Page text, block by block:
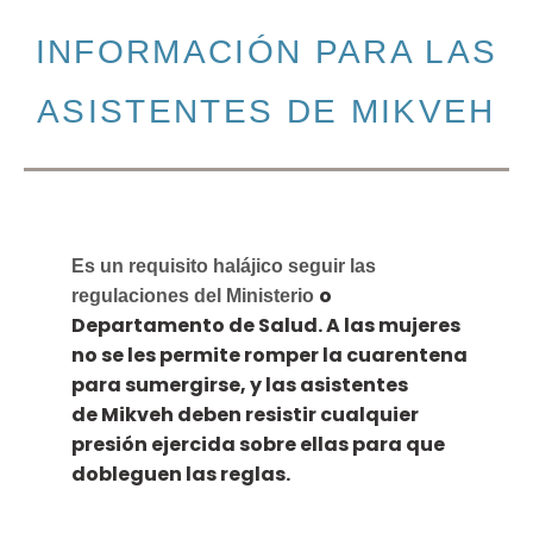
INFORMACIÓN PARA LAS
ASISTENTES DE MIKVEH
Es un requisito halájico seguir las
regulaciones del Ministerio o
Departamento de Salud. A las mujeres
no se les permite romper la cuarentena
para sumergirse, y las asistentes
de Mikveh deben resistir cualquier
presión ejercida sobre ellas para que
dobleguen las reglas.